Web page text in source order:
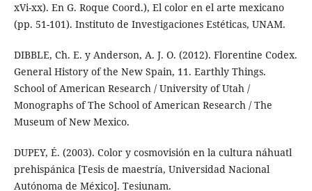
xVi-xx). En G. Roque Coord.), El color en el arte mexicano
(pp. 51-101). Instituto de Investigaciones Estéticas, UNAM.
DIBBLE, Ch. E. y Anderson, A. J. O. (2012). Florentine Codex.
General History of the New Spain, 11. Earthly Things.
School of American Research / University of Utah /
Monographs of The School of American Research / The
Museum of New Mexico.
DUPEY, É. (2003). Color y cosmovisión en la cultura náhuatl
prehispánica [Tesis de maestría, Universidad Nacional
Autónoma de México]. Tesiunam.